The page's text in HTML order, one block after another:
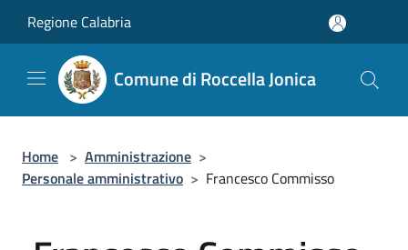
Regione Calabria
Comune di Roccella Jonica
Home > Amministrazione >
Personale amministrativo > Francesco Commisso